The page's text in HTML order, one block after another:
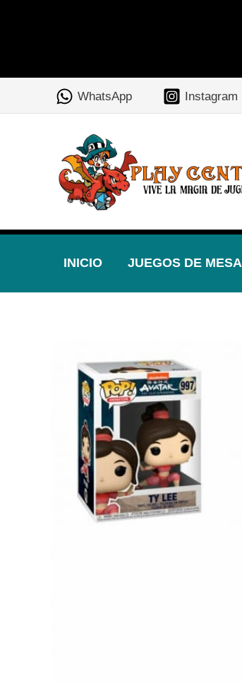
al
WhatsApp Instagram
INICIO JUEGOS DE MESA